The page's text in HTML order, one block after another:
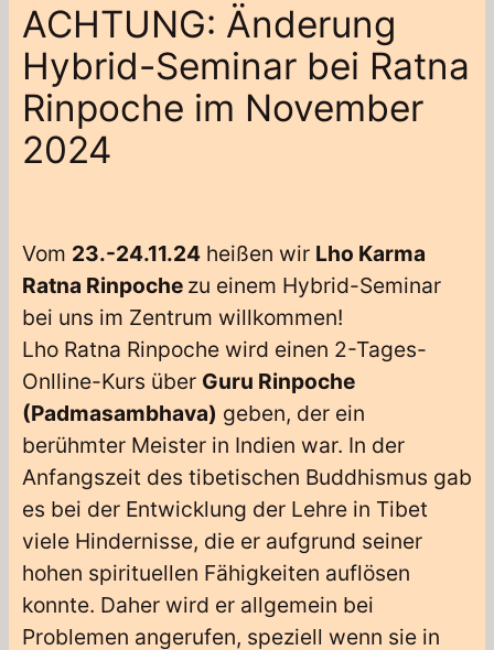
ACHTUNG: Änderung
Hybrid-Seminar bei Ratna
Rinpoche im November
2024
Vom 23.-24.11.24 heißen wir Lho Karma
Ratna Rinpoche zu einem Hybrid-Seminar
bei uns im Zentrum willkommen!
Lho Ratna Rinpoche wird einen 2-Tages-
Onlline-Kurs über Guru Rinpoche
(Padmasambhava) geben, der ein
berühmter Meister in Indien war. In der
Anfangszeit des tibetischen Buddhismus gab
es bei der Entwicklung der Lehre in Tibet
viele Hindernisse, die er aufgrund seiner
hohen spirituellen Fähigkeiten auflösen
konnte. Daher wird er allgemein bei
Problemen angerufen, speziell wenn sie in